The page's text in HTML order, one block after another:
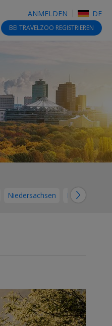
ANMELDEN DE
BEI TRAVELZOO REGISTRIEREN
SEARCH DEALS
Niedersachsen Nordrhein-